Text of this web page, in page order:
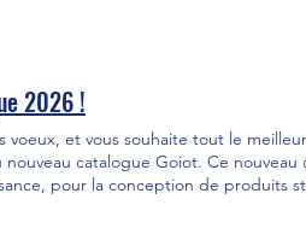
2026 !
voeux, et vous souhaite tout le
nouveau catalogue Goiot. Ce
pour la conception de produits